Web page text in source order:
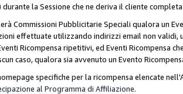
durante la Sessione che ne deriva il cliente
Commissioni Pubblicitarie Speciali qualora un
effettuate utilizzando indirizzi email non
Ricompensa ripetitivi, ed Eventi Ricompensa
caso, qualora sia avvenuto un Evento
specifiche per la ricompensa elencate
al Programma di Affiliazione.